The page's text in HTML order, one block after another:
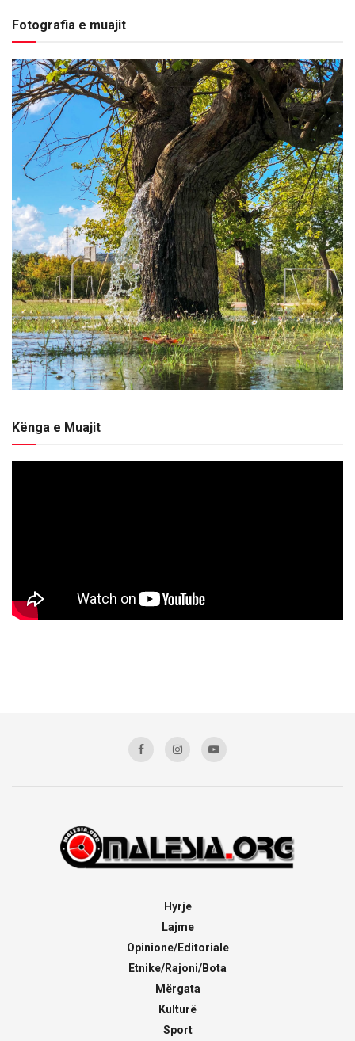
Fotografia e muajit
Kënga e Muajit
Hyrje
Lajme
Opinione/Editoriale
Etnike/Rajoni/Bota
Mërgata
Kulturë
Sport